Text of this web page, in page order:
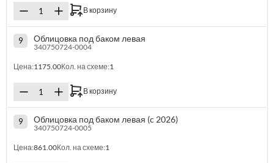
В корзину
9 Облицовка под баком левая
340750724-0004
Цена:1175.00Кол. на схеме:1
В корзину
9 Облицовка под баком левая (c 2026)
340750724-0005
Цена:861.00Кол. на схеме:1